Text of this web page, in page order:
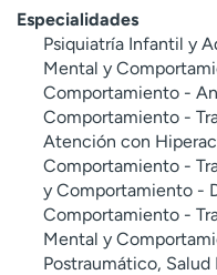
Especialidades
Psiquiatría Infantil y
Mental y
Comportamiento -
Comportamiento -
Atención con
Comportamiento -
y Comportamiento -
Comportamiento -
Mental y
Postraumático,